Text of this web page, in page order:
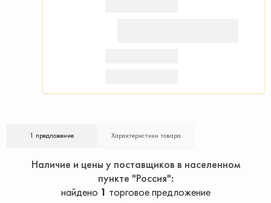
1 предложение Характеристики товара
Наличие и цены у поставщиков в населенном
пункте "Россия"
найдено 1 торговое предложение